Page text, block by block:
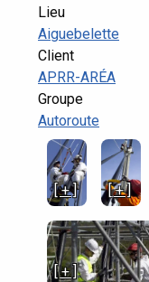
Lieu
Aiguebelette
Client
APRR-ARÉA
Groupe
Autoroute
[ + ] [ + ]
[ + ]